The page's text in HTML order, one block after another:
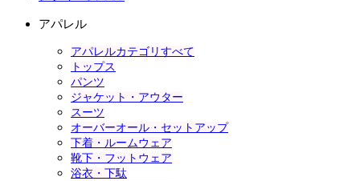
アパレル
アパレルカテゴリすべて
トップス
パンツ
ジャケット・アウター
スーツ
オーバーオール・セットアップ
下着・ルームウェア
靴下・フットウェア
浴衣・下駄